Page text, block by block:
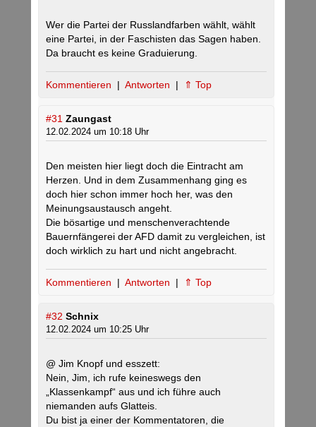
Wer die Partei der Russlandfarben wählt, wählt
eine Partei, in der Faschisten das Sagen haben.
Da braucht es keine Graduierung.
Kommentieren | Antworten | ⇑ Top
#31 Zaungast
12.02.2024 um 10:18 Uhr
Den meisten hier liegt doch die Eintracht am
Herzen. Und in dem Zusammenhang ging es
doch hier schon immer hoch her, was den
Meinungsaustausch angeht.
Die bösartige und menschenverachtende
Bauernfängerei der AFD damit zu vergleichen, ist
doch wirklich zu hart und nicht angebracht.
Kommentieren | Antworten | ⇑ Top
#32 Schnix
12.02.2024 um 10:25 Uhr
@ Jim Knopf und esszett:
Nein, Jim, ich rufe keineswegs den
„Klassenkampf“ aus und ich führe auch
niemanden aufs Glatteis.
Du bist ja einer der Kommentatoren, die